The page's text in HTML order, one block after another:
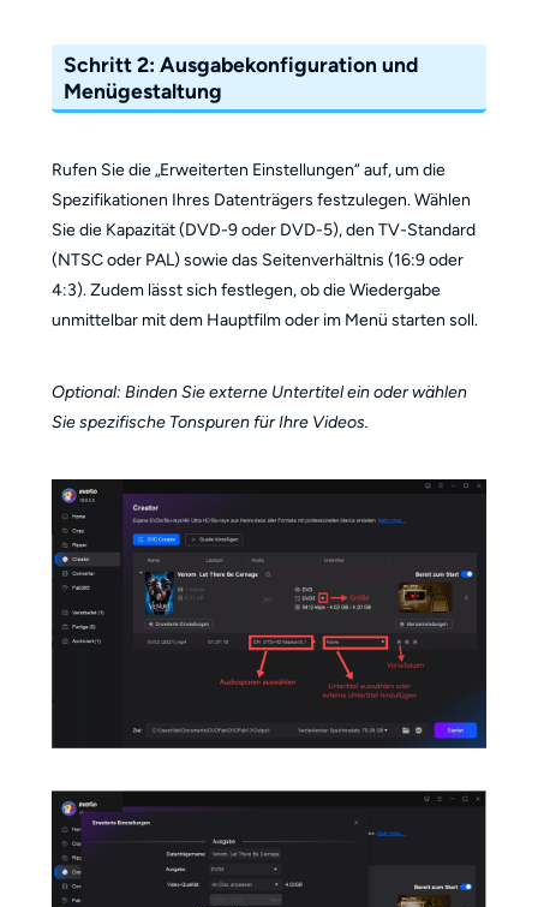
Schritt 2: Ausgabekonfiguration und
Menügestaltung
Rufen Sie die „Erweiterten Einstellungen“ auf, um die
Spezifikationen Ihres Datenträgers festzulegen. Wählen
Sie die Kapazität (DVD-9 oder DVD-5), den TV-Standard
(NTSC oder PAL) sowie das Seitenverhältnis (16:9 oder
4:3). Zudem lässt sich festlegen, ob die Wiedergabe
unmittelbar mit dem Hauptfilm oder im Menü starten soll.
Optional: Binden Sie externe Untertitel ein oder wählen
Sie spezifische Tonspuren für Ihre Videos.